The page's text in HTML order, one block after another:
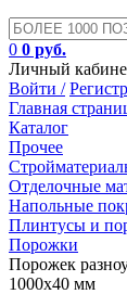
0 0 руб.
Личный
Войти /
Главная
Каталог
Прочее
Отделочные
Напольные
Плинтусы и
Порожки
Порожек
1000х40 мм